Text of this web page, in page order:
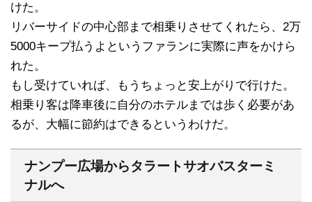
けた。
リバーサイドの中心部まで相乗りさせてくれたら、2万
5000キープ払うよというファランに実際に声をかけら
れた。
もし受けていれば、もうちょっと安上がりで行けた。
相乗り客は降車後に自分のホテルまでは歩く必要があ
るが、大幅に節約はできるというわけだ。
ナンプー広場からタラートサオバスターミ
ナルへ